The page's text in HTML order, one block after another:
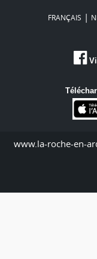
FRANÇAIS |
www.la-roche-en-